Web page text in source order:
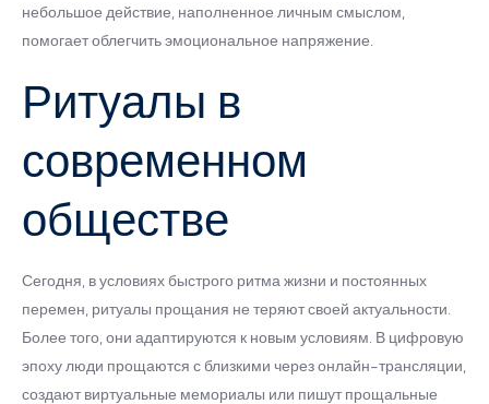
небольшое действие, наполненное личным смыслом,
помогает облегчить эмоциональное напряжение.
Ритуалы в
современном
обществе
Сегодня, в условиях быстрого ритма жизни и постоянных
перемен, ритуалы прощания не теряют своей актуальности.
Более того, они адаптируются к новым условиям. В цифровую
эпоху люди прощаются с близкими через онлайн-трансляции,
создают виртуальные мемориалы или пишут прощальные